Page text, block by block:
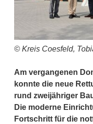
© Kreis Coesfeld,
Am vergangenen
konnte die neue
rund zweijähriger
Die moderne
Fortschritt für die